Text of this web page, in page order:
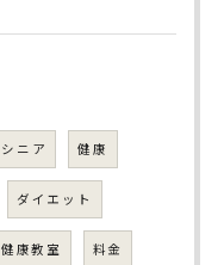
シニア 健康
ダイエット
健康教室 料金